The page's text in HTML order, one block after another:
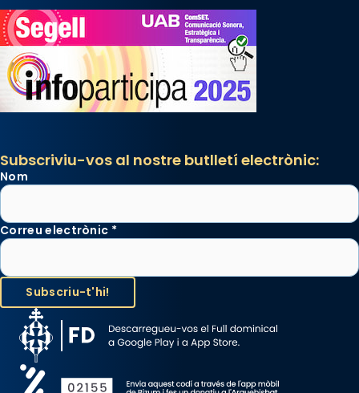
Subscriviu-vos al nostre butlletí electrònic:
Nom
Correu electrònic *